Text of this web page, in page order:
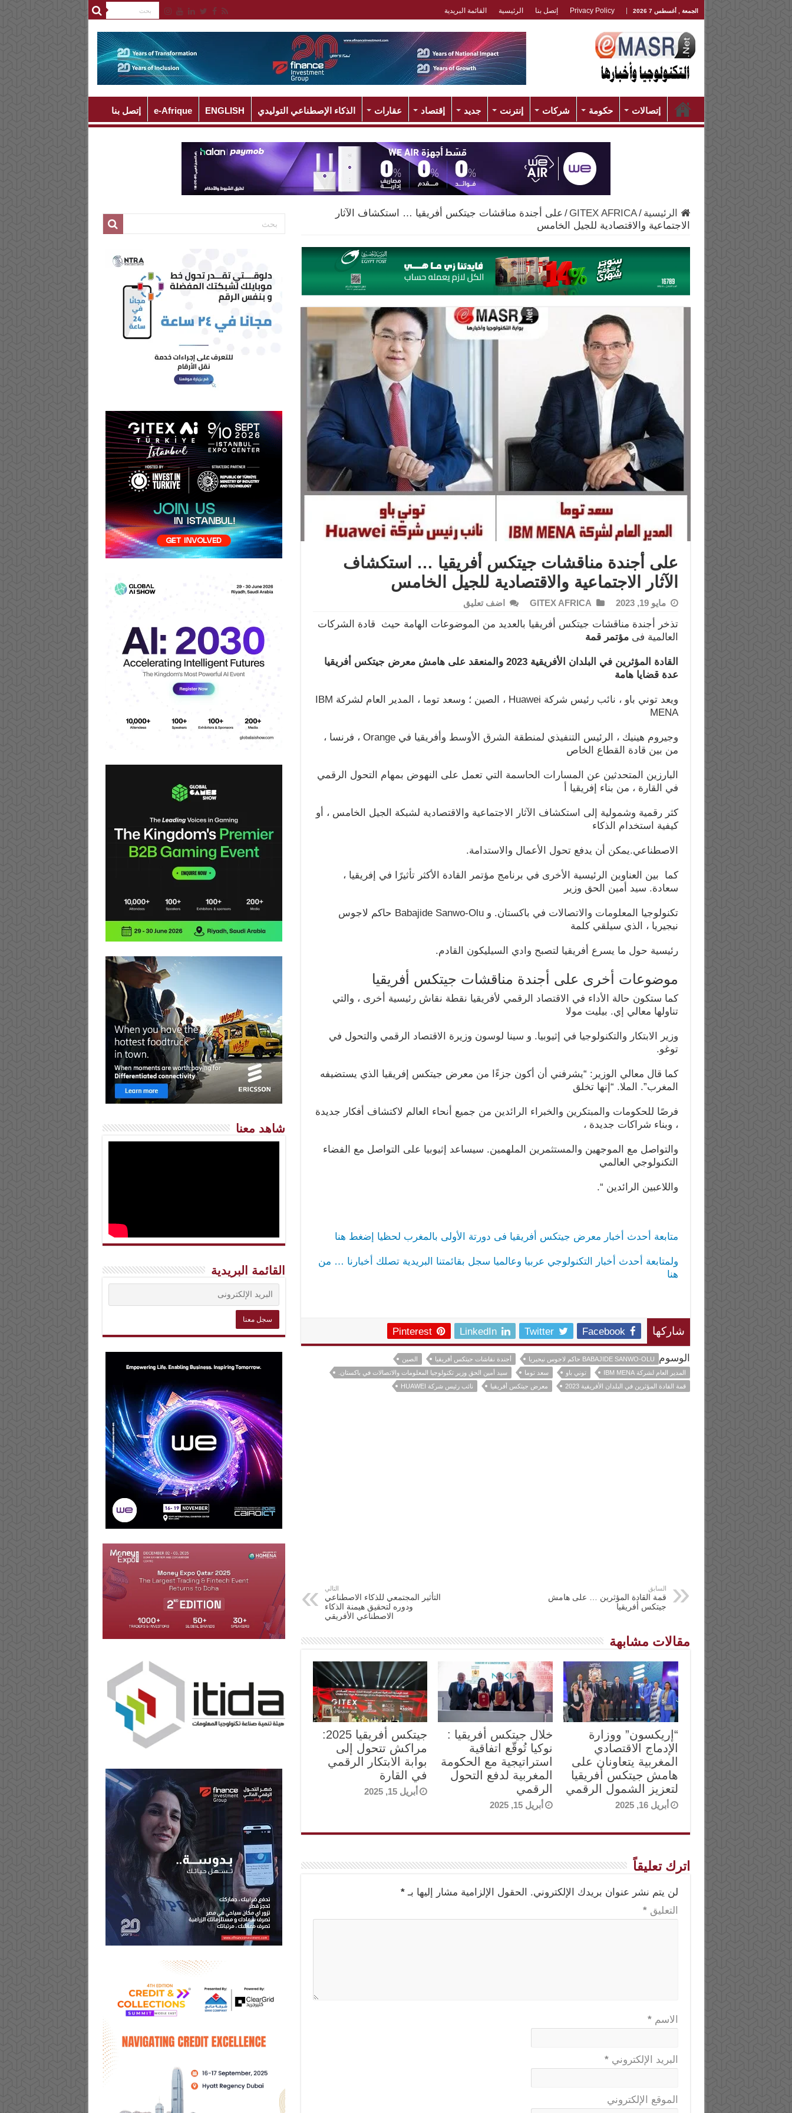
الجمعة , أغسطس 7 2026 Privacy Policy إتصل بنا الرئيسية القائمة البريدية
إتصالات حكومة شركات إنترنت جديد إقتصاد عقارات الذكاء الإصطناعي التوليدي ENGLISH
e-Afrique إتصل بنا
الرئيسية /
GITEX AFRICA
/ على أجندة مناقشات جيتكس أفريقيا … استكشاف الآثار
الاجتماعية والاقتصادية للجيل الخامس
على أجندة مناقشات جيتكس أفريقيا … استكشاف
الآثار الاجتماعية والاقتصادية للجيل الخامس
مايو 19, 2023 GITEX AFRICA اضف تعليق
تذخر أجندة مناقشات جيتكس أفريقيا بالعديد من الموضوعات الهامة حيث قادة الشركات
العالمية فىمؤتمر قمة
القادة المؤثرين في البلدان الأفريقية 2023 والمنعقد على هامش معرض جيتكس أفريقيا
عدة قضايا هامة
ويعد توني باو ، نائب رئيس شركة Huawei ، الصين ؛ وسعد توما ، المدير العام لشركة IBM
MENA
وجيروم هينيك ، الرئيس التنفيذي لمنطقة الشرق الأوسط وأفريقيا في Orange ، فرنسا ،
من بين قادة القطاع الخاص
البارزين المتحدثين عن المسارات الحاسمة التي تعمل على النهوض بمهام التحول الرقمي
في القارة ، من بناء إفريقيا أ
كثر رقمية وشمولية إلى استكشاف الآثار الاجتماعية والاقتصادية لشبكة الجيل الخامس ، أو
كيفية استخدام الذكاء
الاصطناعي.يمكن أن يدفع تحول الأعمال والاستدامة.
كما بين العناوين الرئيسية الأخرى في برنامج مؤتمر القادة الأكثر تأثيرًا في إفريقيا ،
سعادة. سيد أمين الحق وزير
تكنولوجيا المعلومات والاتصالات في باكستان. و Babajide Sanwo-Olu حاكم لاجوس
نيجيريا ، الذي سيلقي كلمة
رئيسية حول ما يسرع أفريقيا لتصبح وادي السيليكون القادم.
موضوعات أخرى على أجندة مناقشات جيتكس أفريقيا
كما ستكون حالة الأداء في الاقتصاد الرقمي لأفريقيا نقطة نقاش رئيسية أخرى ، والتي
تناولها معالي إي. بيليت مولا
وزير الابتكار والتكنولوجيا في إثيوبيا. و سينا لوسون وزيرة الاقتصاد الرقمي والتحول في
توغو.
كما قال معالي الوزير: “يشرفني أن أكون جزءًا من معرض جيتكس إفريقيا الذي يستضيفه
المغرب”. الملا. “إنها تخلق
فرصًا للحكومات والمبتكرين والخبراء الرائدين من جميع أنحاء العالم لاكتشاف أفكار جديدة
، وبناء شراكات جديدة ،
والتواصل مع الموجهين والمستثمرين الملهمين. سيساعد إثيوبيا على التواصل مع الفضاء
التكنولوجي العالمي
واللاعبين الرائدين “.
متابعة أحدث أخبار معرض جيتكس أفريقيا فى دورتة الأولى بالمغرب لحظيا إضغط هنا
ولمتابعة أحدث أخبار التكنولوجي عربيا وعالميا سجل بقائمتنا البريدية تصلك أخبارنا … من
هنا
شاركها Facebook
Twitter
LinkedIn
Pinterest
الوسوم BABAJIDE SANWO-OLU حاكم لاجوس نيجيريا أجندة نقاشات جيتكس أفريقيا
الصين
المدير العام لشركة IBM MENA
توني باو سعد توما
سيد أمين الحق وزير تكنولوجيا المعلومات والاتصالات في باكستان.
قمة القادة المؤثرين في البلدان الأفريقية 2023
معرض جيتكس أفريقيا نائب رئيس شركة HUAWEI
السابق
قمة القادة المؤثرين … على هامش
جيتكس أفريقيا
التالي
التأثير المجتمعي للذكاء الاصطناعي
ودوره لتحقيق هيمنة الذكاء
الاصطناعي الأفريقي
مقالات مشابهة
“إريكسون” ووزارة
الإدماج الاقتصادي
المغربية يتعاونان على
هامش جيتكس أفريقيا
لتعزيز الشمول الرقمي
أبريل 16, 2025
خلال جيتكس أفريقيا :
نوكيا تُوقّع اتفاقية
استراتيجية مع الحكومة
المغربية لدفع التحول
الرقمي
أبريل 15, 2025
جيتكس أفريقيا 2025:
مراكش تتحول إلى
بوابة الابتكار الرقمي
في القارة
أبريل 15, 2025
اترك تعليقاً
لن يتم نشر عنوان بريدك الإلكتروني. الحقول الإلزامية مشار إليها بـ*
التعليق*
الاسم*
البريد الإلكتروني*
الموقع الإلكتروني
شاهد معنا
القائمة البريدية